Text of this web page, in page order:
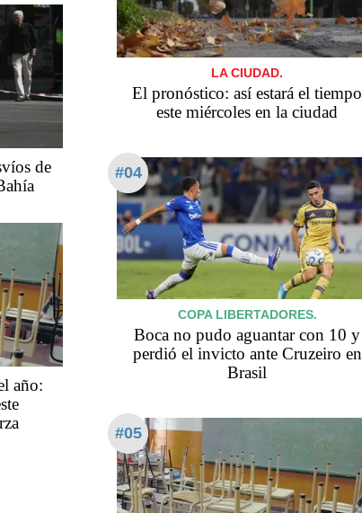
de
año:
LA CIUDAD.
El pronóstico: así estará el tiempo
este miércoles en la ciudad
#04
COPA LIBERTADORES.
Boca no pudo aguantar con 10 y
perdió el invicto ante Cruzeiro en
Brasil
#05